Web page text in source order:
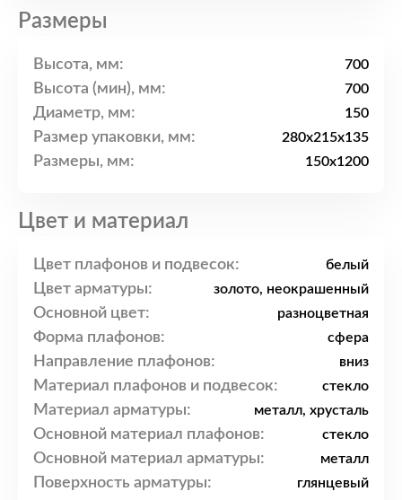
Размеры
Высота, мм: 700
Высота (мин), мм: 700
Диаметр, мм: 150
Размер упаковки, мм: 280x215x135
Размеры, мм: 150x1200
Цвет и материал
Цвет плафонов и подвесок: белый
Цвет арматуры: золото, неокрашенный
Основной цвет: разноцветная
Форма плафонов: сфера
Направление плафонов: вниз
Материал плафонов и подвесок: стекло
Материал арматуры: металл, хрусталь
Основной материал плафонов: стекло
Основной материал арматуры: металл
Поверхность арматуры: глянцевый